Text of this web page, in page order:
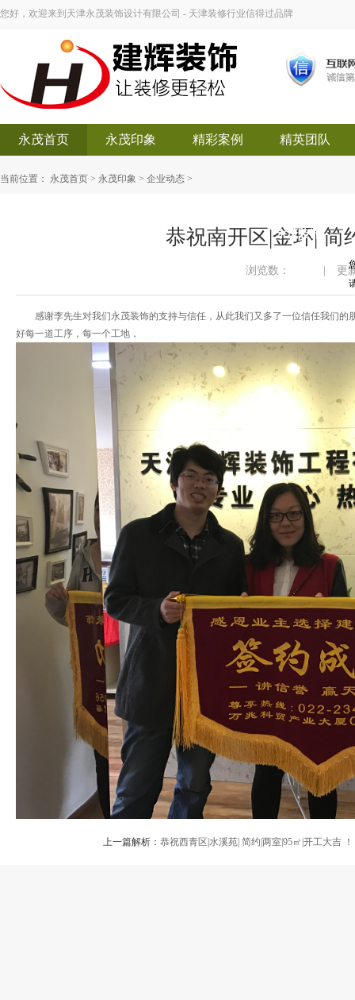
您好，欢迎来到天津永茂装饰设计有限公司 - 天津装修行业信得过品牌
永茂首页 永茂印象 精彩案例 精英团队
当前位置： 永茂首页 > 永茂印象 > 企业动态 >
恭祝南开区|金环| 简
浏览数： 更
感谢李先生对我们永茂装饰的支持与信任，从此我们又多了一位信任我们
好每一道工序，每一个工地，
上一篇解析： 恭祝西青区|水溪苑| 简约|两室|95㎡|开工大吉 ！
永茂装饰